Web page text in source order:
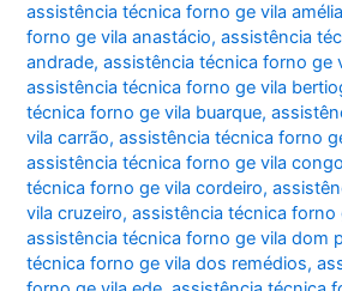
assistência técnica forno ge vila amélia
forno ge vila anastácio,assistência
andrade,assistência técnica forno ge
assistência técnica forno ge vila
técnica forno ge vila buarque,
vila carrão,assistência técnica forno
assistência técnica forno ge vila
técnica forno ge vila cordeiro,
vila cruzeiro,assistência técnica forno
assistência técnica forno ge vila dom
técnica forno ge vila dos remédios,